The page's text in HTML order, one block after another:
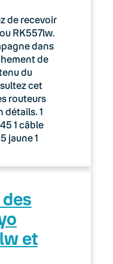
de recevoir
RK557lw.
dans
de
du
cet
routeurs
détails. 1
1 câble
jaune 1
et